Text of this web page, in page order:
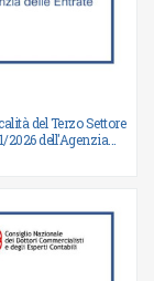
del Terzo Settore
2026 dell'Agenzia...